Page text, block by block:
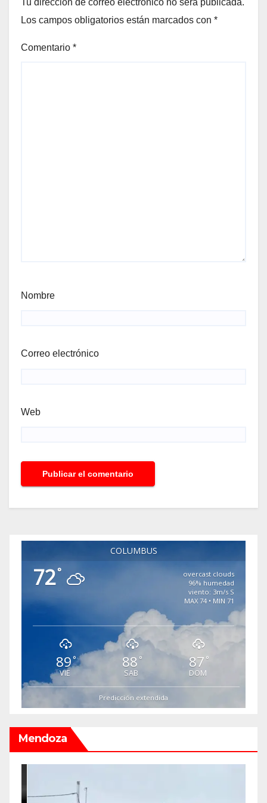
Los campos obligatorios están marcados con *
Comentario *
Nombre
Correo electrónico
Web
COLUMBUS
72°
overcast clouds
96% humedad
viento: 3m/s S
MAX 74 • MIN 71
89°
VIE
88 °
SAB
87 °
DOM
Predicción extendida
Mendoza